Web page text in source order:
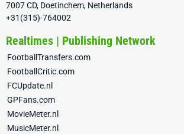
7007 CD, Doetinchem, Netherlands
+31(315)-764002
Realtimes | Publishing Network
FootballTransfers.com
FootballCritic.com
FCUpdate.nl
GPFans.com
MovieMeter.nl
MusicMeter.nl